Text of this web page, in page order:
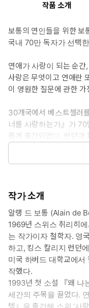
작품 소개
보통의 연인들을 위한 보
국내 70만 독자가 선택
연애가 사랑이 되는 순
사랑은 무엇이고 연애란
이 영원한 질문에 관한 가
30개국에서 베스트셀러
너를 사랑하는가』가 70
롭게 출간되었다. 런던과
식간에 사랑에 빠진 두
관계와 사랑의 감정을
희망의 승리이다.” 알랭
타인, 마르크스, 역사, 종
그리고 화해에 이르기까
에 이르기까지 연애의 진
이 책은 인류의 역사와
방법으로 풀어보려는 독
르고 독특한 것이 아닌,
한 연애와 사랑을 철학적
리 모두가 미처 모르던 의
작가 소개
알랭 드 보통 (Alain de
1969년 스위스 취리히
는 작가이자 철학자. 영
하고, 킹스 칼리지 런던
미국 하버드 대학교에
작했다.
1993년 첫 소설 『왜 나
세간의 주목을 끌었다.